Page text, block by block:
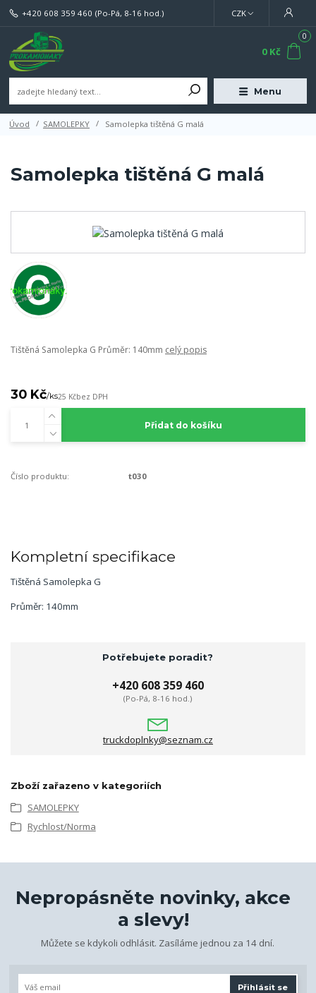
Menu
CZK
+420 608 359 460 (Po-Pá, 8-16 hod.)
0
0 Kč
Úvod SAMOLEPKY Samolepka tištěná G malá
Samolepka tištěná G malá
Tištěná Samolepka G Průměr: 140mm celý popis
30 Kč/ks25 Kčbez DPH
Přidat do košíku
Číslo produktu: t030
Kompletní specifikace
Tištěná Samolepka G
Průměr: 140mm
Potřebujete poradit?
+420 608 359 460
(Po-Pá, 8-16 hod.)
truckdoplnky@seznam.cz
Zboží zařazeno v kategoriích
SAMOLEPKY
Rychlost/Norma
Nepropásněte novinky, akce
a slevy!
Můžete se kdykoli odhlásit. Zasíláme jednou za 14 dní.
Přihlásit se